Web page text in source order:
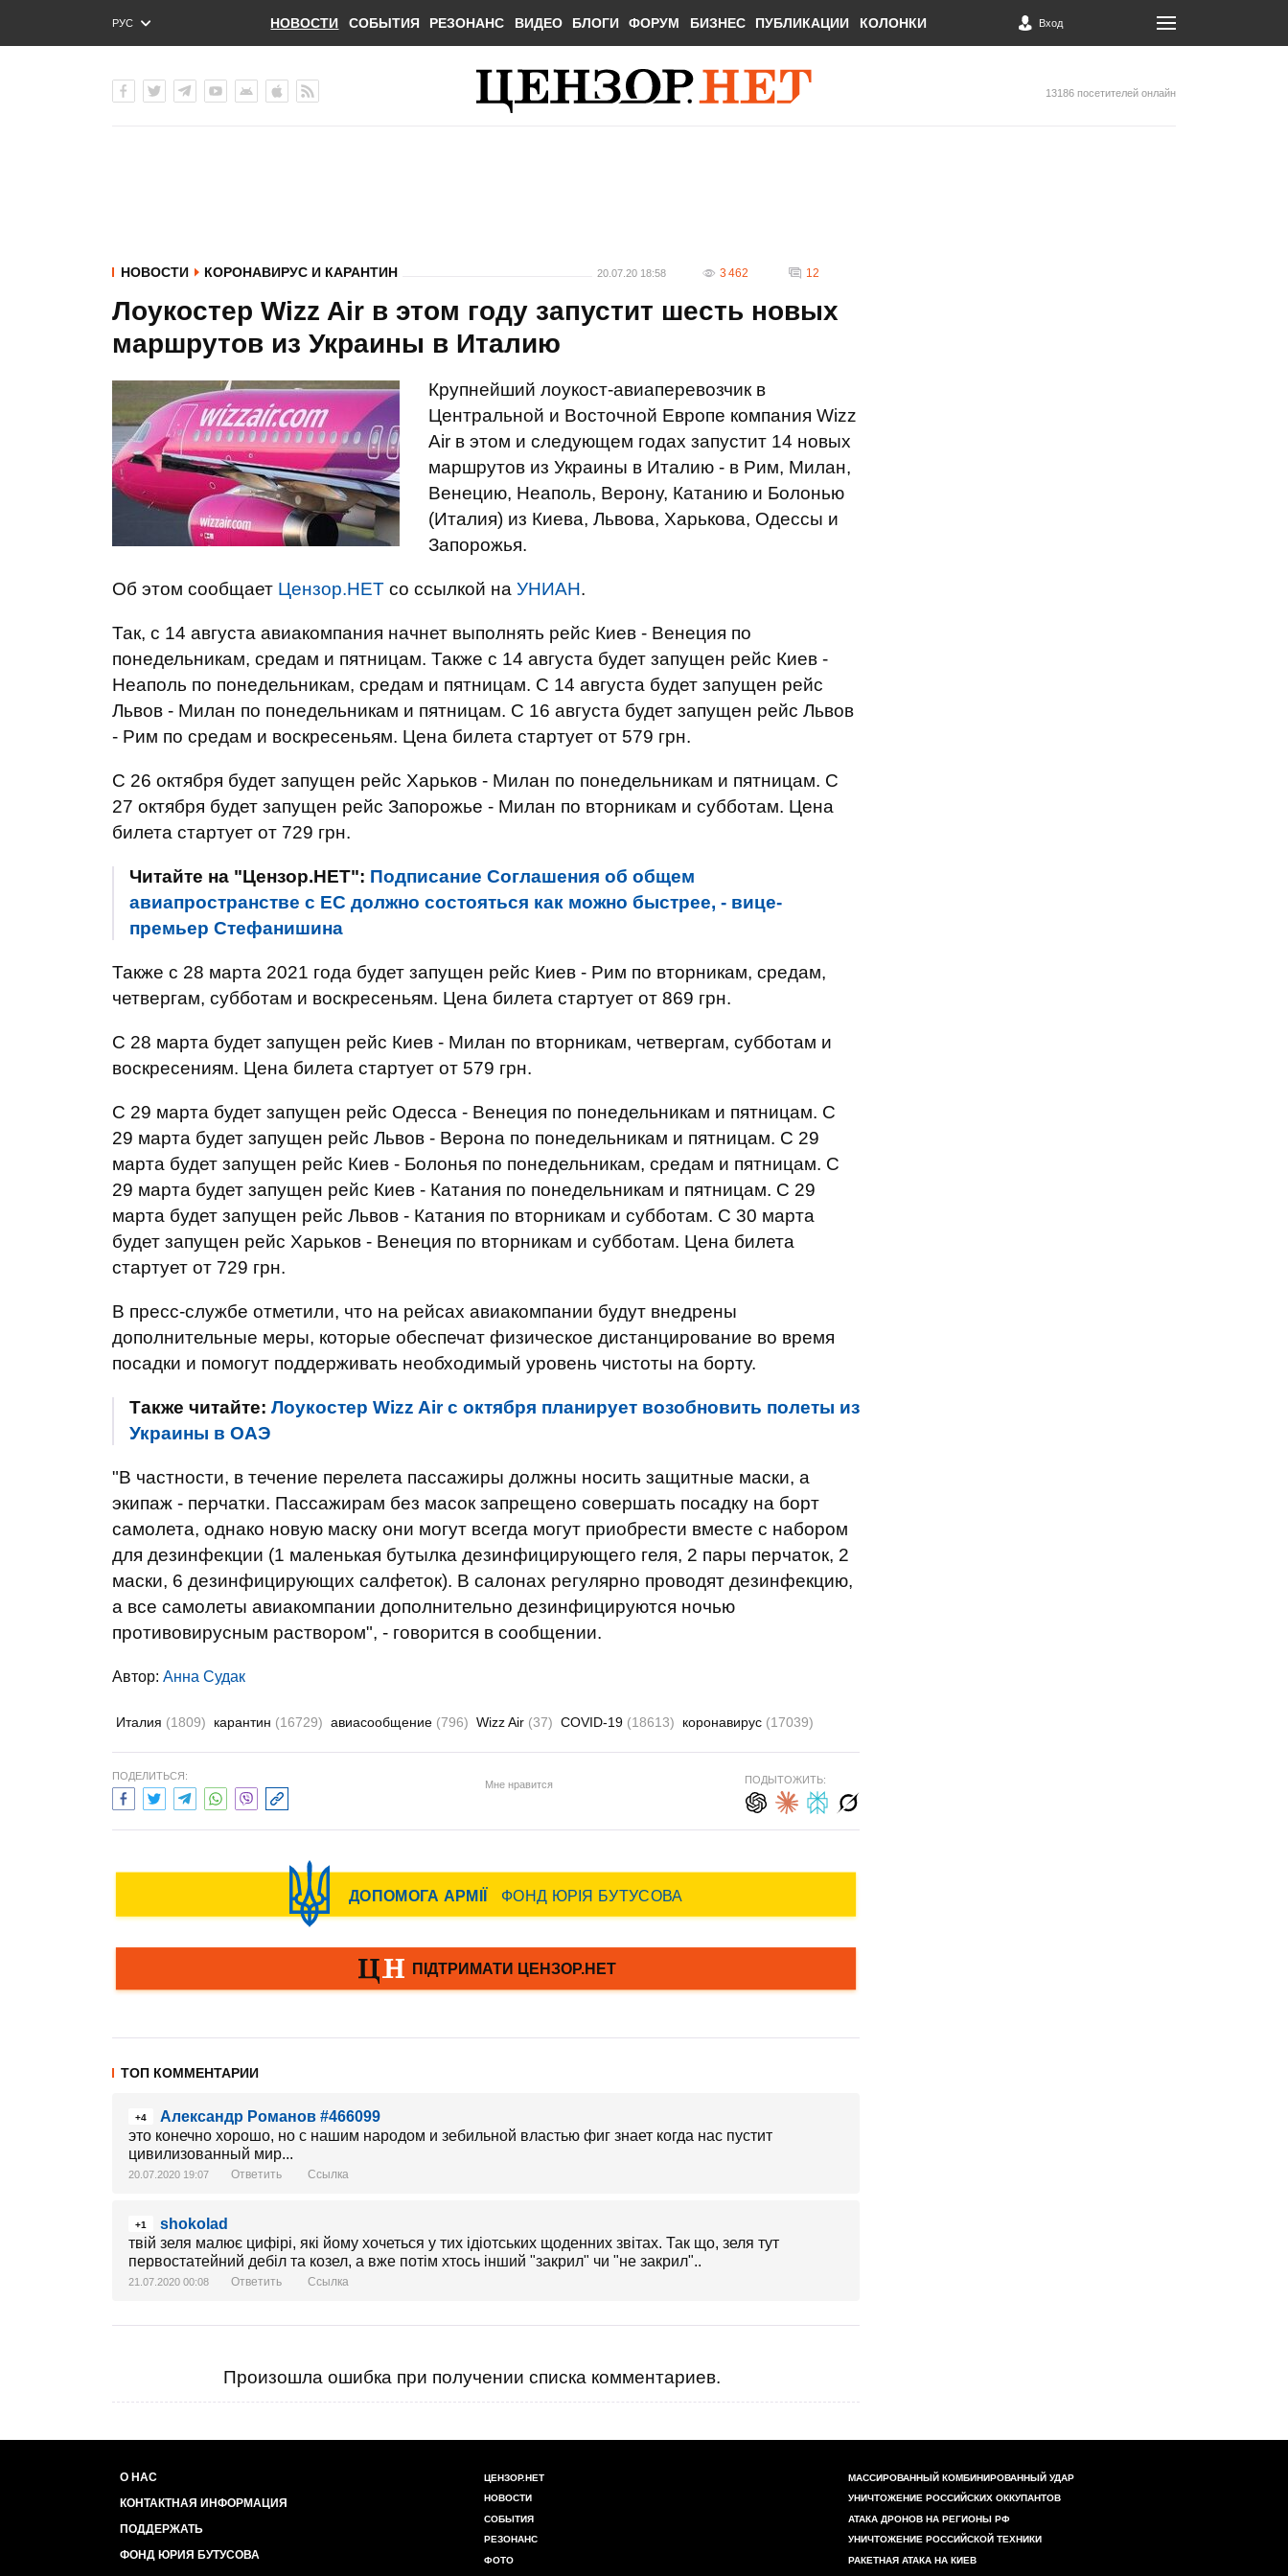
РУС
ENG
НОВОСТИ СОБЫТИЯ РЕЗОНАНС ВИДЕО БЛОГИ ФОРУМ БИЗНЕС ПУБЛИКАЦИИ КОЛОНКИ Вход
13186 посетителей онлайн
НОВОСТИ КОРОНАВИРУС И КАРАНТИН 20.07.20 18:58 3 462 12
Лоукостер Wizz Air в этом году запустит шесть новых
маршрутов из Украины в Италию
Крупнейший лоукост-авиаперевозчик в
Центральной и Восточной Европе компания Wizz
Air в этом и следующем годах запустит 14 новых
маршрутов из Украины в Италию - в Рим, Милан,
Венецию, Неаполь, Верону, Катанию и Болонью
(Италия) из Киева, Львова, Харькова, Одессы и
Запорожья.
Об этом сообщает Цензор.НЕТ со ссылкой на УНИАН.
Так, с 14 августа авиакомпания начнет выполнять рейс Киев - Венеция по
понедельникам, средам и пятницам. Также с 14 августа будет запущен рейс Киев -
Неаполь по понедельникам, средам и пятницам. С 14 августа будет запущен рейс
Львов - Милан по понедельникам и пятницам. С 16 августа будет запущен рейс Львов
- Рим по средам и воскресеньям. Цена билета стартует от 579 грн.
С 26 октября будет запущен рейс Харьков - Милан по понедельникам и пятницам. С
27 октября будет запущен рейс Запорожье - Милан по вторникам и субботам. Цена
билета стартует от 729 грн.
Читайте на "Цензор.НЕТ": Подписание Соглашения об общем
авиапространстве с ЕС должно состояться как можно быстрее, - вице-
премьер Стефанишина
Также с 28 марта 2021 года будет запущен рейс Киев - Рим по вторникам, средам,
четвергам, субботам и воскресеньям. Цена билета стартует от 869 грн.
С 28 марта будет запущен рейс Киев - Милан по вторникам, четвергам, субботам и
воскресениям. Цена билета стартует от 579 грн.
С 29 марта будет запущен рейс Одесса - Венеция по понедельникам и пятницам. С
29 марта будет запущен рейс Львов - Верона по понедельникам и пятницам. С 29
марта будет запущен рейс Киев - Болонья по понедельникам, средам и пятницам. С
29 марта будет запущен рейс Киев - Катания по понедельникам и пятницам. С 29
марта будет запущен рейс Львов - Катания по вторникам и субботам. С 30 марта
будет запущен рейс Харьков - Венеция по вторникам и субботам. Цена билета
стартует от 729 грн.
В пресс-службе отметили, что на рейсах авиакомпании будут внедрены
дополнительные меры, которые обеспечат физическое дистанцирование во время
посадки и помогут поддерживать необходимый уровень чистоты на борту.
Также читайте: Лоукостер Wizz Air с октября планирует возобновить полеты из
Украины в ОАЭ
"В частности, в течение перелета пассажиры должны носить защитные маски, а
экипаж - перчатки. Пассажирам без масок запрещено совершать посадку на борт
самолета, однако новую маску они могут всегда могут приобрести вместе с набором
для дезинфекции (1 маленькая бутылка дезинфицирующего геля, 2 пары перчаток, 2
маски, 6 дезинфицирующих салфеток). В салонах регулярно проводят дезинфекцию,
а все самолеты авиакомпании дополнительно дезинфицируются ночью
противовирусным раствором", - говорится в сообщении.
Автор: Анна Судак
Италия (1809) карантин (16729) авиасообщение (796) Wizz Air (37) COVID-19 (18613) коронавирус (17039)
ПОДЕЛИТЬСЯ:
Мне нравится ПОДЫТОЖИТЬ:
ТОП КОММЕНТАРИИ
+4
Александр Романов #466099
это конечно хорошо, но с нашим народом и зебильной властью фиг знает когда нас пустит
цивилизованный мир...
20.07.2020 19:07 Ответить Ссылка
+1
shokolad
твій зеля малює цифірі, які йому хочеться у тих ідіотських щоденних звітах. Так що, зеля тут
первостатейний дебіл та козел, а вже потім хтось інший "закрил" чи "не закрил"..
21.07.2020 00:08 Ответить Ссылка
Произошла ошибка при получении списка комментариев.
О НАС
КОНТАКТНАЯ ИНФОРМАЦИЯ
ПОДДЕРЖАТЬ
ФОНД ЮРИЯ БУТУСОВА
ЦЕНЗОР.НЕТ
НОВОСТИ
СОБЫТИЯ
РЕЗОНАНС
ФОТО
МАССИРОВАННЫЙ КОМБИНИРОВАННЫЙ УДАР
УНИЧТОЖЕНИЕ РОССИЙСКИХ ОККУПАНТОВ
АТАКА ДРОНОВ НА РЕГИОНЫ РФ
УНИЧТОЖЕНИЕ РОССИЙСКОЙ ТЕХНИКИ
РАКЕТНАЯ АТАКА НА КИЕВ